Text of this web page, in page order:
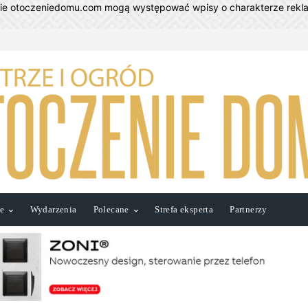
otoczeniedomu.com mogą występować wpisy o charakterze
Wydarzenia Polecane Strefa eksperta Partnerzy